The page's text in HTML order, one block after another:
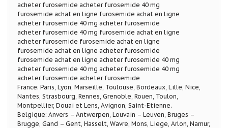
acheter furosemide acheter furosemide 40 mg
furosemide achat en ligne furosemide achat en ligne
acheter furosemide 40 mg acheter furosemide
acheter furosemide 40 mg furosemide achat en ligne
acheter furosemide furosemide achat en ligne
furosemide achat en ligne acheter furosemide
furosemide achat en ligne acheter furosemide 40 mg
acheter furosemide 40 mg acheter furosemide 40 mg
acheter furosemide acheter furosemide
France: Paris, Lyon, Marseille, Toulouse, Bordeaux, Lille, Nice,
Nantes, Strasbourg, Rennes, Grenoble, Rouen, Toulon,
Montpellier, Douai et Lens, Avignon, Saint-Etienne.
Belgique: Anvers – Antwerpen, Louvain – Leuven, Bruges –
Brugge, Gand – Gent, Hasselt, Wavre, Mons, Liege, Arlon, Namur,